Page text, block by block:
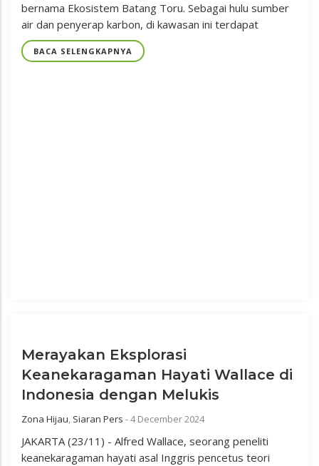
bernama Ekosistem Batang Toru. Sebagai hulu sumber
air dan penyerap karbon, di kawasan ini terdapat
BACA SELENGKAPNYA
Merayakan Eksplorasi
Keanekaragaman Hayati Wallace di
Indonesia dengan Melukis
Zona Hijau, Siaran Pers -4 December 2024
JAKARTA (23/11) - Alfred Wallace, seorang peneliti
keanekaragaman hayati asal Inggris pencetus teori